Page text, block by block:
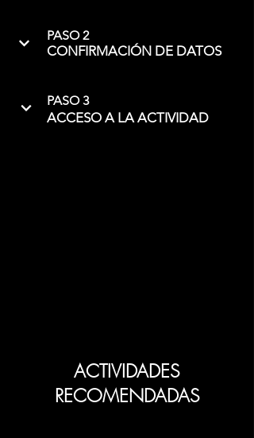
PASO 2
CONFIRMACIÓN DE DATOS
PASO 3
ACCESO A LA ACTIVIDAD
ACTIVIDADES
RECOMENDADAS